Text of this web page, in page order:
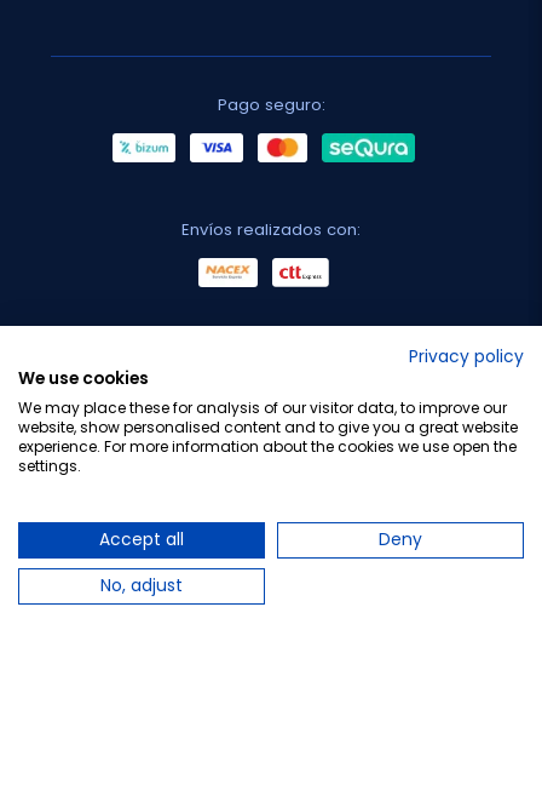
Pago seguro:
Envíos realizados con:
Privacy policy
We use cookies
We may place these for analysis of our visitor data, to improve our
website, show personalised content and to give you a great website
experience. For more information about the cookies we use open the
settings.
Accept all
Deny
No, adjust